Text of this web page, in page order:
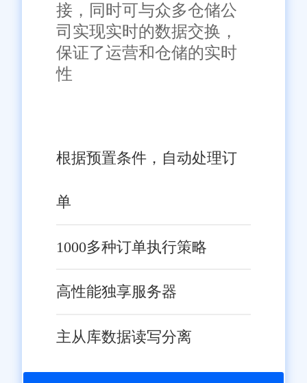
支持，助力企业在市场竞争中稳
健前行。
免责声明：本网站尽可能确保发布信息的准确性与可靠性，但不能
保证其完全无误，请您在阅读本网站内容时自行判断真实性，本网
站对于您因信赖该信息引起的损失概不负责。本网站发布的部分内
容，包括但不限于文字、图片、标识、广告、商标、域名等，除特
别标明外，均来源于网络，知识产权归原作者或原出处所有。任何
单位或个人认为本网站中的网页或链接内容可能存在不实内容或涉
接，同时可与众多仓储公
司实现实时的数据交换，
保证了运营和仓储的实时
性
根据预置条件，自动处理订
单
1000多种订单执行策略
高性能独享服务器
主从库数据读写分离